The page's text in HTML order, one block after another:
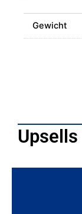
Gewicht
Upsells